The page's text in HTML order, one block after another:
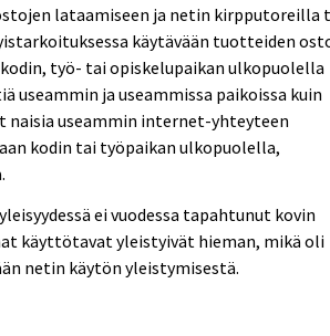
lataamiseen ja netin kirpputoreilla
käytävään tuotteiden
työ- tai opiskelupaikan ulkopuolella
useammin ja useammissa paikoissa kuin
naisia useammin internet-yhteyteen
kodin tai työpaikan ulkopuolella,
ei vuodessa tapahtunut kovin
käyttötavat yleistyivät hieman, mikä oli
netin käytön yleistymisestä.